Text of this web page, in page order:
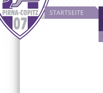
STARTSEITE